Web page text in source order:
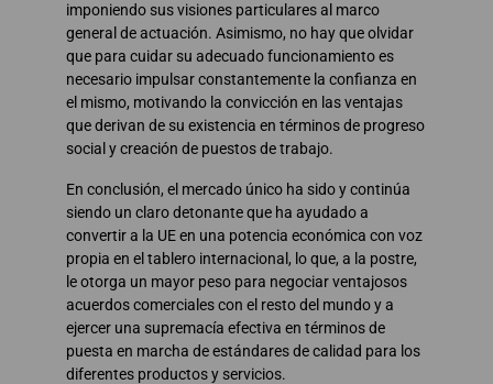
imponiendo sus visiones particulares al marco
general de actuación. Asimismo, no hay que olvidar
que para cuidar su adecuado funcionamiento es
necesario impulsar constantemente la confianza en
el mismo, motivando la convicción en las ventajas
que derivan de su existencia en términos de progreso
social y creación de puestos de trabajo.
En conclusión, el mercado único ha sido y continúa
siendo un claro detonante que ha ayudado a
convertir a la UE en una potencia económica con voz
propia en el tablero internacional, lo que, a la postre,
le otorga un mayor peso para negociar ventajosos
acuerdos comerciales con el resto del mundo y a
ejercer una supremacía efectiva en términos de
puesta en marcha de estándares de calidad para los
diferentes productos y servicios.